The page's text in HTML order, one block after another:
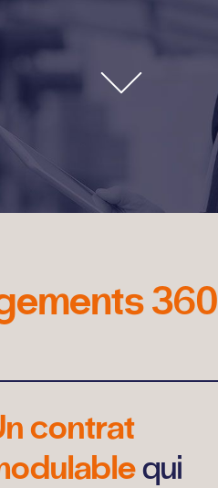
360
contrat
qui